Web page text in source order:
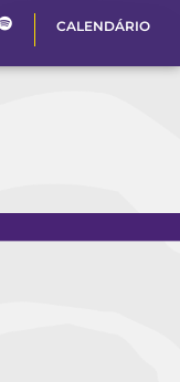
CALENDÁRIO